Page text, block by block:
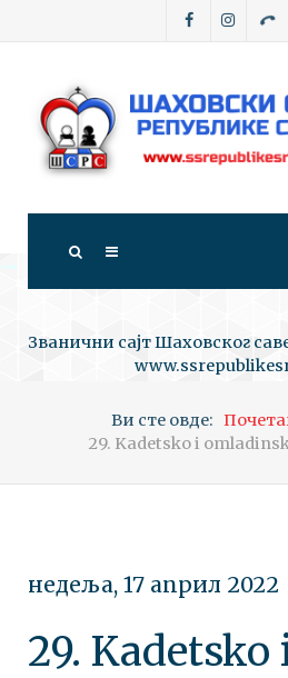
Званични сајт Шаховског
Ви сте овде:
29. Kadetsko i
недеља, 17 април 2022
29. Kadetsko